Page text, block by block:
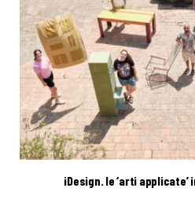
iDesign. le ‘arti applicate’